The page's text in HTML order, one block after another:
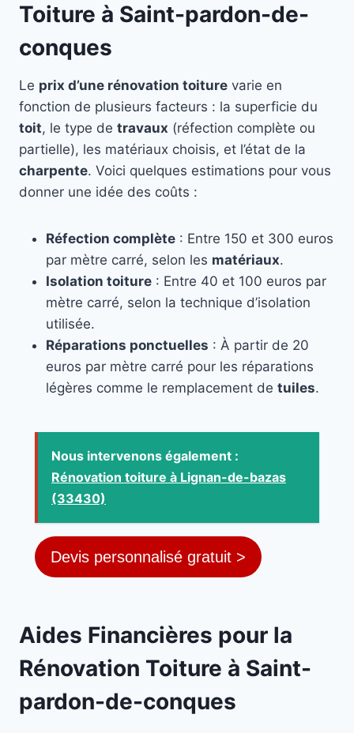
Toiture à Saint-pardon-de-
conques
Le prix d’une rénovation toiture varie en
fonction de plusieurs facteurs : la superficie du
toit, le type de travaux (réfection complète ou
partielle), les matériaux choisis, et l’état de la
charpente. Voici quelques estimations pour vous
donner une idée des coûts :
Réfection complète : Entre 150 et 300 euros
par mètre carré, selon les matériaux.
Isolation toiture : Entre 40 et 100 euros par
mètre carré, selon la technique d’isolation
utilisée.
Réparations ponctuelles : À partir de 20
euros par mètre carré pour les réparations
légères comme le remplacement de tuiles.
Nous intervenons également :
Rénovation toiture à Lignan-de-bazas
(33430)
Devis personnalisé gratuit >
Aides Financières pour la
Rénovation Toiture à Saint-
pardon-de-conques